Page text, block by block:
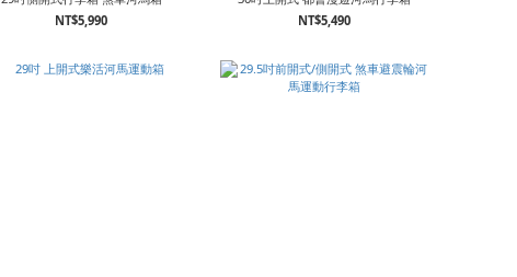
NT$5,990
NT$5,490